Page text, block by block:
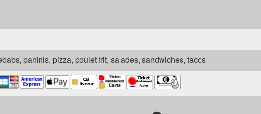
paninis, pizza, poulet frit, salades, sandwiches, tacos